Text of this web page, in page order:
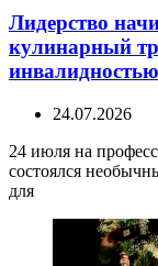
Лидерство
кулинарный
24.07.2026
24 июля на
состоялся
для